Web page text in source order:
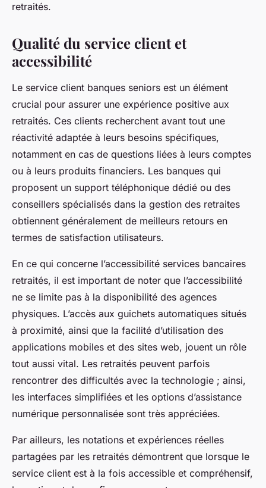
retraités.
Qualité du service client et
accessibilité
Le service client banques seniors est un élément
crucial pour assurer une expérience positive aux
retraités. Ces clients recherchent avant tout une
réactivité adaptée à leurs besoins spécifiques,
notamment en cas de questions liées à leurs comptes
ou à leurs produits financiers. Les banques qui
proposent un support téléphonique dédié ou des
conseillers spécialisés dans la gestion des retraites
obtiennent généralement de meilleurs retours en
termes de satisfaction utilisateurs.
En ce qui concerne l’accessibilité services bancaires
retraités, il est important de noter que l’accessibilité
ne se limite pas à la disponibilité des agences
physiques. L’accès aux guichets automatiques situés
à proximité, ainsi que la facilité d’utilisation des
applications mobiles et des sites web, jouent un rôle
tout aussi vital. Les retraités peuvent parfois
rencontrer des difficultés avec la technologie ; ainsi,
les interfaces simplifiées et les options d’assistance
numérique personnalisée sont très appréciées.
Par ailleurs, les notations et expériences réelles
partagées par les retraités démontrent que lorsque le
service client est à la fois accessible et compréhensif,